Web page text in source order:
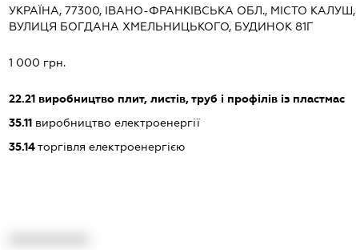
УКРАЇНА, 77300, ІВАНО-ФРАНКІВСЬКА ОБЛ., МІСТО КАЛУШ,
ВУЛИЦЯ БОГДАНА ХМЕЛЬНИЦЬКОГО, БУДИНОК 81Г
1 000 грн.
22.21 виробництво плит, листів, труб і профілів із пластмас
35.11 виробництво електроенергії
35.14торгівля електроенергією